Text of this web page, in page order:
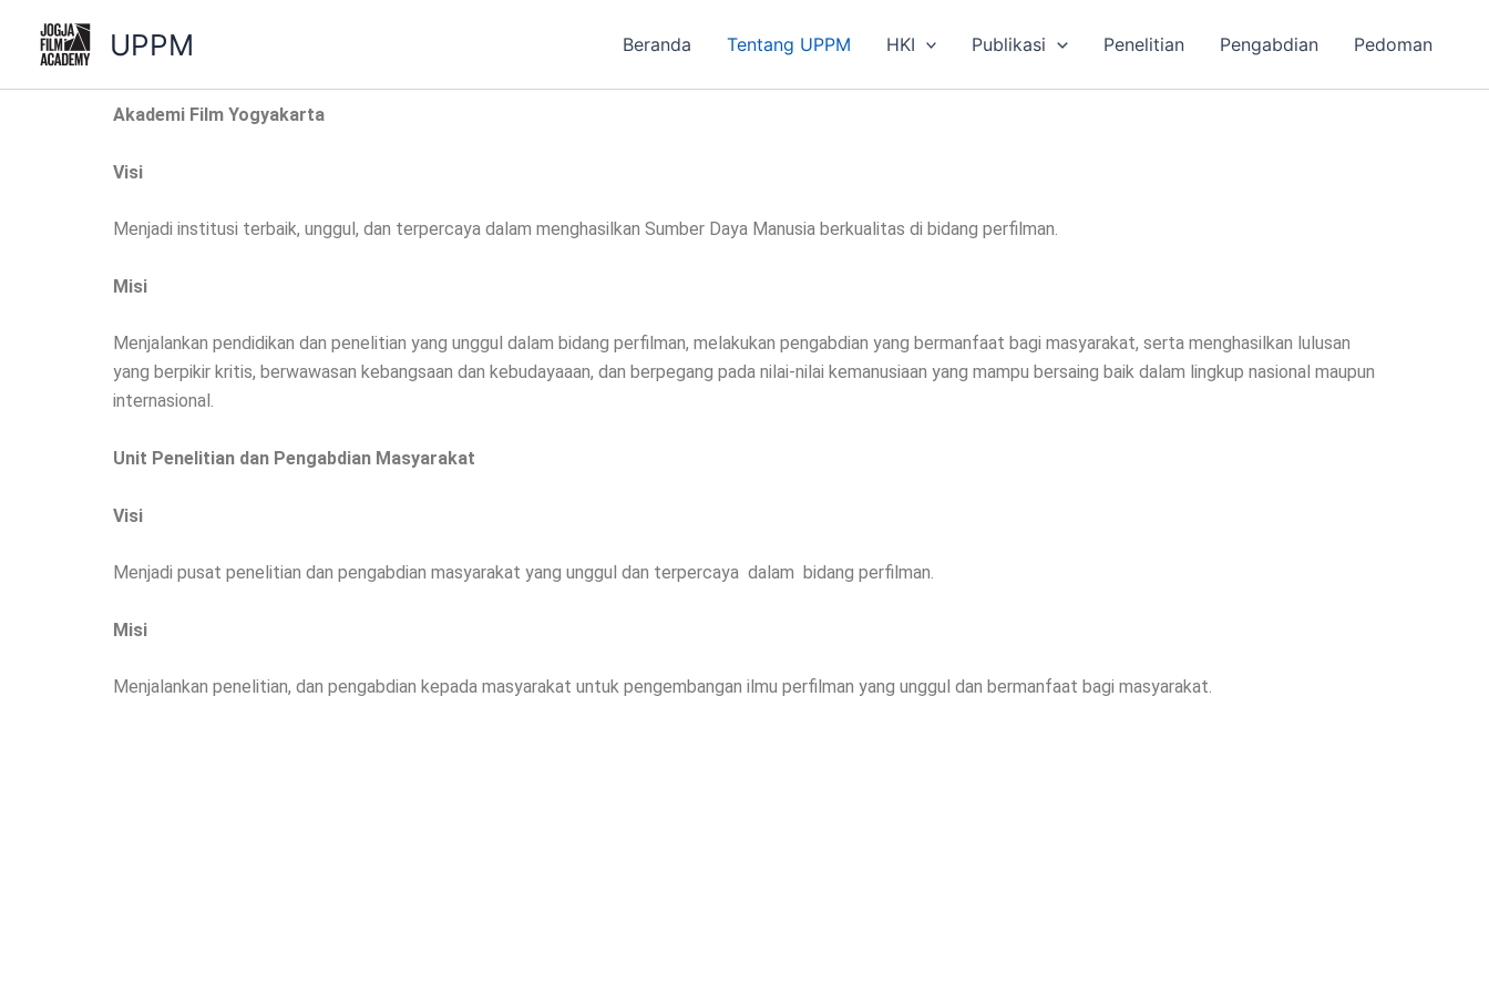
konten
UPPM Beranda Tentang UPPM HKI Publikasi Penelitian Pengabdian Pedoman
Akademi Film Yogyakarta
Visi
Menjadi institusi terbaik, unggul, dan terpercaya dalam menghasilkan Sumber Daya Manusia berkualitas di bidang perfilman.
Misi
Menjalankan pendidikan dan penelitian yang unggul dalam bidang perfilman, melakukan pengabdian yang bermanfaat bagi masyarakat, serta menghasilkan lulusan
yang berpikir kritis, berwawasan kebangsaan dan kebudayaaan, dan berpegang pada nilai-nilai kemanusiaan yang mampu bersaing baik dalam lingkup nasional maupun
internasional.
Unit Penelitian dan Pengabdian Masyarakat
Visi
Menjadi pusat penelitian dan pengabdian masyarakat yang unggul dan terpercaya dalam bidang perfilman.
Misi
Menjalankan penelitian, dan pengabdian kepada masyarakat untuk pengembangan ilmu perfilman yang unggul dan bermanfaat bagi masyarakat.